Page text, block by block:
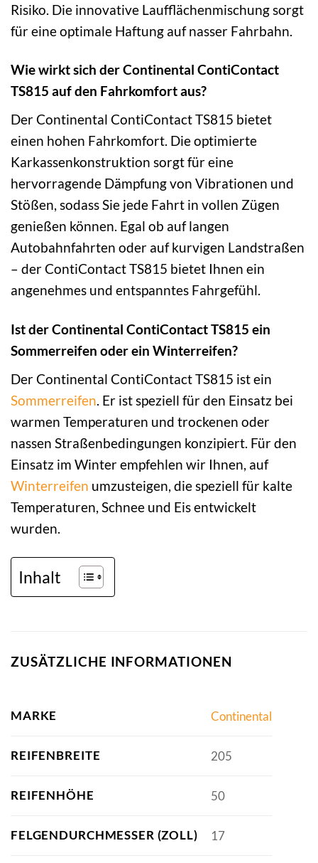
Risiko. Die innovative Laufflächenmischung sorgt
für eine optimale Haftung auf nasser Fahrbahn.
Wie wirkt sich der Continental ContiContact
TS815 auf den Fahrkomfort aus?
Der Continental ContiContact TS815 bietet
einen hohen Fahrkomfort. Die optimierte
Karkassenkonstruktion sorgt für eine
hervorragende Dämpfung von Vibrationen und
Stößen, sodass Sie jede Fahrt in vollen Zügen
genießen können. Egal ob auf langen
Autobahnfahrten oder auf kurvigen Landstraßen
– der ContiContact TS815 bietet Ihnen ein
angenehmes und entspanntes Fahrgefühl.
Ist der Continental ContiContact TS815 ein
Sommerreifen oder ein Winterreifen?
Der Continental ContiContact TS815 ist ein
Sommerreifen . Er ist speziell für den Einsatz bei
warmen Temperaturen und trockenen oder
nassen Straßenbedingungen konzipiert. Für den
Einsatz im Winter empfehlen wir Ihnen, auf
Winterreifen umzusteigen, die speziell für kalte
Temperaturen, Schnee und Eis entwickelt
wurden.
Inhalt
ZUSÄTZLICHE INFORMATIONEN
MARKE Continental
REIFENBREITE 205
REIFENHÖHE 50
FELGENDURCHMESSER (ZOLL) 17